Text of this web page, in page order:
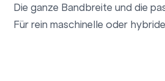
Die ganze Bandbreite und die
Für rein maschinelle oder